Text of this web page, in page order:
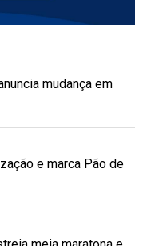
mudança em
e marca Pão de